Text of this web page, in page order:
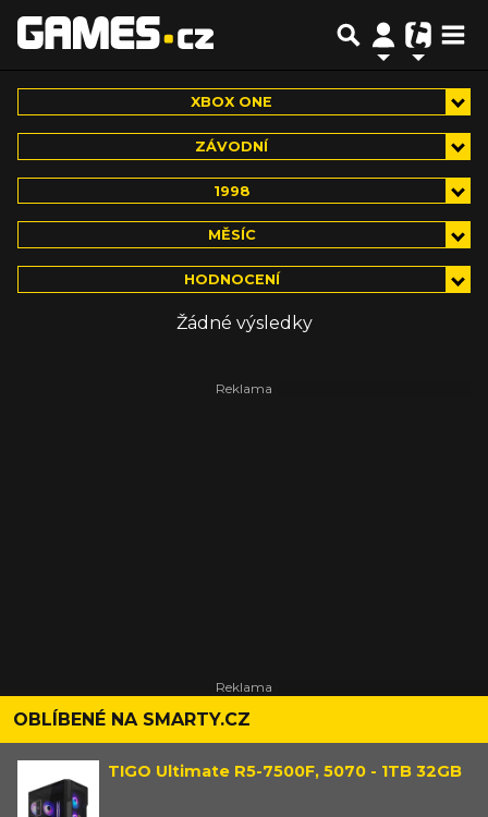
XBOX ONE
ZÁVODNÍ
1998
MĚSÍC
HODNOCENÍ
Žádné výsledky
OBLÍBENÉ NA SMARTY.CZ
TIGO Ultimate R5-7500F, 5070 - 1TB 32GB